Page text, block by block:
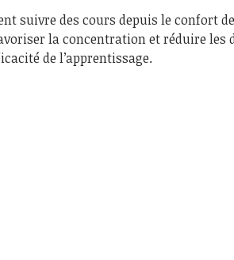
suivre des cours depuis le confort
la concentration et réduire les
de l’apprentissage.